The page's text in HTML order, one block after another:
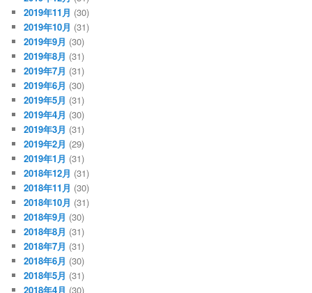
2019年11月 (30)
2019年10月 (31)
2019年9月 (30)
2019年8月 (31)
2019年7月 (31)
2019年6月 (30)
2019年5月 (31)
2019年4月 (30)
2019年3月 (31)
2019年2月 (29)
2019年1月 (31)
2018年12月 (31)
2018年11月 (30)
2018年10月 (31)
2018年9月 (30)
2018年8月 (31)
2018年7月 (31)
2018年6月 (30)
2018年5月 (31)
2018年4月 (30)